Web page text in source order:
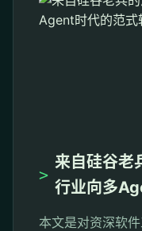
>
来自硅谷老
行业向多
本文是对资深软